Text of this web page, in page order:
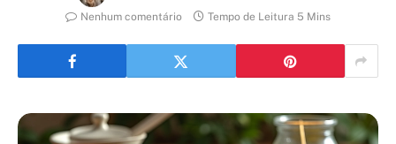
Nenhum comentário
Tempo de Leitura 5 Mins